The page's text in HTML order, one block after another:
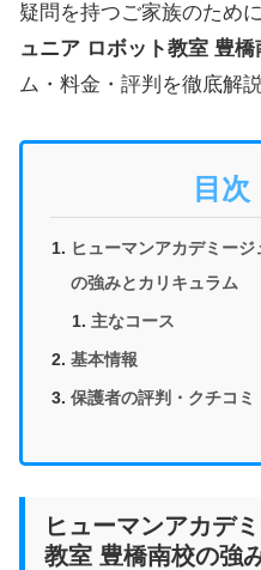
疑問を持つご家族のために
ュニア ロボット教室 豊橋
ム・料金・評判を徹底解説
目次
ヒューマンアカデミー
の強みとカリキュラム
主なコース
基本情報
保護者の評判・クチコミ
ヒューマンアカデ
教室 豊橋南校の強